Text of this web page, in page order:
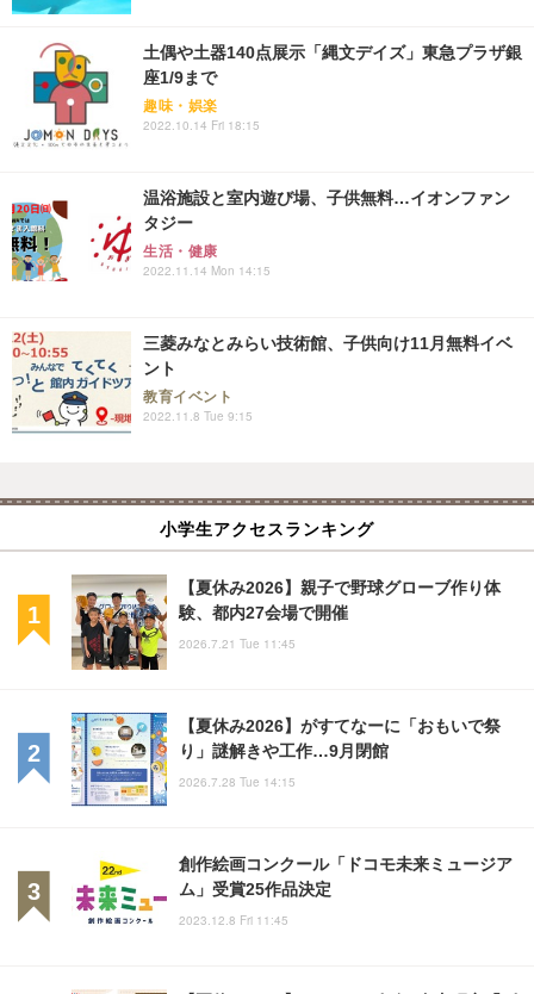
土偶や土器140点展示「縄文デイズ」東急プラザ銀
座1/9まで
趣味・娯楽
2022.10.14 Fri 18:15
温浴施設と室内遊び場、子供無料…イオンファン
タジー
生活・健康
2022.11.14 Mon 14:15
三菱みなとみらい技術館、子供向け11月無料イベ
ント
教育イベント
2022.11.8 Tue 9:15
小学生アクセスランキング
【夏休み2026】親子で野球グローブ作り体
験、都内27会場で開催
2026.7.21 Tue 11:45
【夏休み2026】がすてなーに「おもいで祭
り」謎解きや工作…9月閉館
2026.7.28 Tue 14:15
創作絵画コンクール「ドコモ未来ミュージア
ム」受賞25作品決定
2023.12.8 Fri 11:45